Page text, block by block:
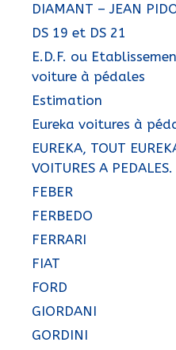
DIAMANT – JEAN
DS 19 et DS 21
E.D.F. ou
voiture à pédales
Estimation
Eureka voitures à
EUREKA, TOUT
VOITURES A PEDALES.
FEBER
FERBEDO
FERRARI
FIAT
FORD
GIORDANI
GORDINI